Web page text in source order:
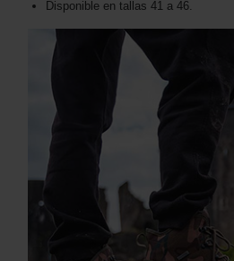
Disponible en tallas 41 a 46.